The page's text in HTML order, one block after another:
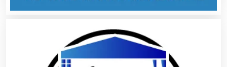
Asesores Técnicos